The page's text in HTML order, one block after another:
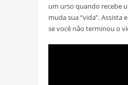
um urso quando recebe
muda sua “vida”. Assista
se você não terminou o